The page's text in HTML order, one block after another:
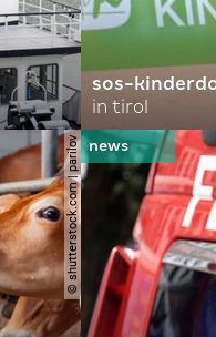
sos-
in tirol
© shutterstock.com | parilov